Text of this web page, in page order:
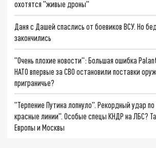
охотятся "живые дроны"
Даня с Дашей спаслись от боевиков ВСУ. Но
закончились
"Очень плохие новости": Большая ошибка
НАТО впервые за СВО остановили поставки
приграничье?
"Терпение Путина лопнуло". Рекордный удар
красные линии". Особые спецы КНДР на ЛБС?
Европы и Москвы